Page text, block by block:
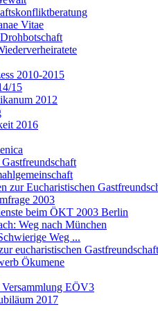
Vitae
2010-2015
15
2012
2016
zur Eucharistischen
2003
beim ÖKT 2003 Berlin
Weg nach München
Weg ...
eucharistischen Gastfreundschaft
Ökumene
EÖV3
2017